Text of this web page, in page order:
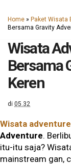
Home » Paket Wisata
Bersama Gravity
Wisata
Bersama
Keren
di 05.32
Wisata
Adventure.
itu-itu saja?
mainstream gan,